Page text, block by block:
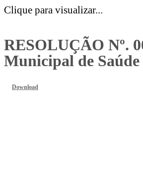
Clique para visualizar...
RESOLUÇÃO Nº.
Municipal de
Download